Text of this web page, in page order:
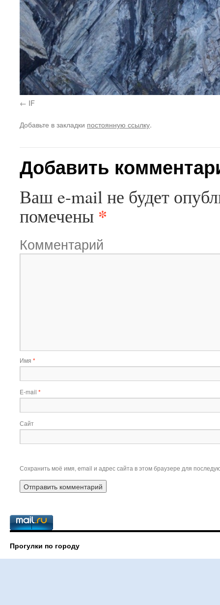
IF
Добавьте в закладки постоянную ссылку.
Добавить
Ваш e-mail не будет
помечены *
Комментарий
Имя *
E-mail *
Сайт
Сохранить моё имя, email и адрес сайта в этом браузере для
Прогулки по городу